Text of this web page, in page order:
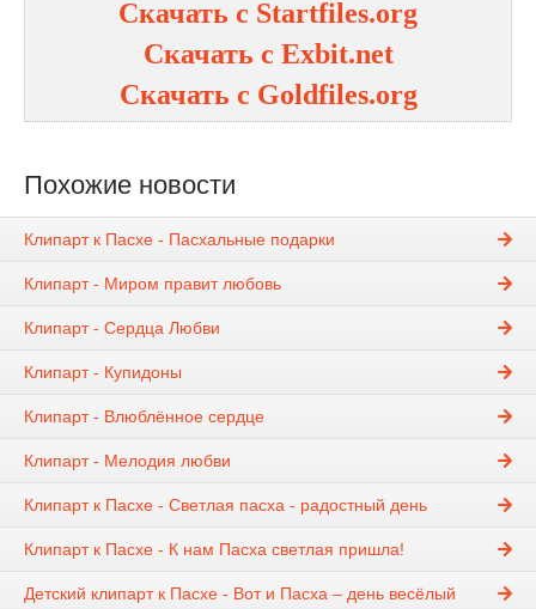
Скачать с Startfiles.org
Скачать с Exbit.net
Скачать с Goldfiles.org
Похожие новости
Клипарт к Пасхе - Пасхальные подарки
Клипарт - Миром правит любовь
Клипарт - Сердца Любви
Клипарт - Купидоны
Клипарт - Влюблённое сердце
Клипарт - Мелодия любви
Клипарт к Пасхе - Светлая пасха - радостный день
Клипарт к Пасхе - К нам Пасха светлая пришла!
Детский клипарт к Пасхе - Вот и Пасха – день весёлый